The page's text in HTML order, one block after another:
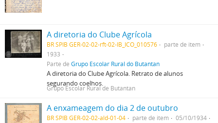
A diretoria do Clube Agrícola
BR SPIB GER-02-02-rft-02-IB_ICO_010576
parte de item
1933
Parte de Grupo Escolar Rural do Butantan
A diretoria do Clube Agrícola. Retrato de alunos
segurando coelhos.
Grupo Escolar Rural de Butantan
A enxameagem do dia 2 de outubro
BR SPIB GER-02-02-ald-01-04 parte de item
05/10/1934